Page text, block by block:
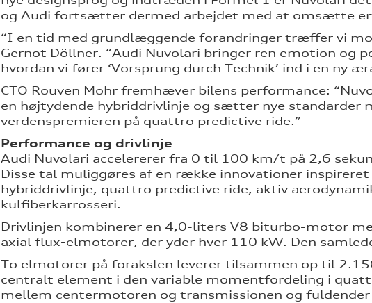
og Audi fortsætter dermed arbejdet med at omsætte
“I en tid med grundlæggende forandringer træffer vi
Gernot Döllner. “Audi Nuvolari bringer ren emotion og
hvordan vi fører ‘Vorsprung durch Technik’ ind i en ny
CTO Rouven Mohr fremhæver bilens performance:
en højtydende hybriddrivlinje og sætter nye standarder
verdenspremieren på quattro predictive ride.”
Performance og drivlinje
Audi Nuvolari accelererer fra 0 til 100 km/t på 2,6
Disse tal muliggøres af en række innovationer
hybriddrivlinje, quattro predictive ride, aktiv
kulfiberkarrosseri.
Drivlinjen kombinerer en 4,0-liters V8 biturbo-motor
axial flux-elmotorer, der yder hver 110 kW. Den
To elmotorer på forakslen leverer tilsammen op til
centralt element i den variable momentfordeling i
mellem centermotoren og transmissionen og